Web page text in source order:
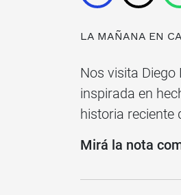
LA MAÑANA EN
Nos visita Diego
inspirada en
historia reciente
Mirá la nota